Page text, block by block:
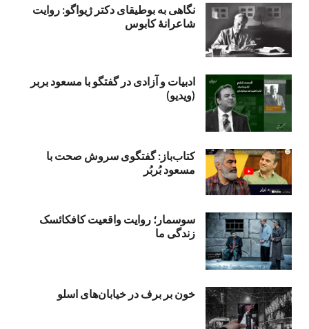
نگاهی به بوطیقای دکتر ژیواگو: روایت
شاعرانۀ کابوس
ادبیات و آزادی در گفتگو با مسعود بربر
(ویدیو)
کتاب‌باز: گفتگوی سروش صحت با
مسعود بُربُر
سوسمار؛ روایت واقعیت کافکائسک
زندگی ما
خون بر برف در خیابان‌های اسلو